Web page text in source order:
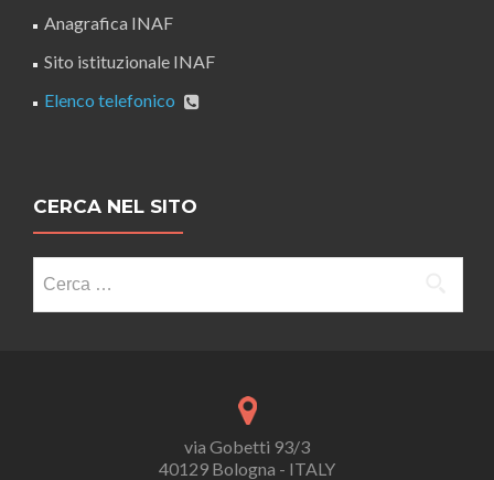
Anagrafica INAF
Sito istituzionale INAF
Elenco telefonico
CERCA NEL SITO
per:
via Gobetti 93/3
40129 Bologna - ITALY